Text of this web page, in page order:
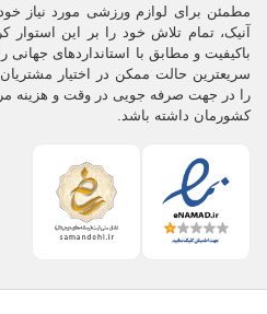
مطمئن برای لوازم ورزشی مورد نیاز
آنیک، تمام تلاش خود را بر این
باکیفیت و مطابق با استانداردهای
سریعترین حالت ممکن در اختیار مشتریان
را در جهت صرفه جویی در وقت و هزینه
کشورمان داشته باشد.